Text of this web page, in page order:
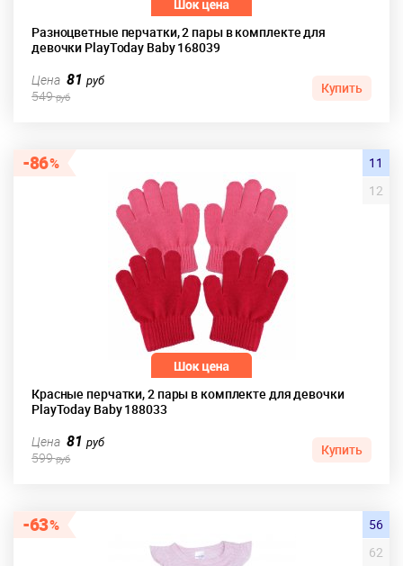
Разноцветные перчатки, 2 пары в комплекте для
девочки PlayToday Baby 168039
Цена 81руб
549руб
Купить
86
Красные перчатки, 2 пары в комплекте для девочки
PlayToday Baby 188033
11
12
Цена 81руб
599руб
Купить
63
56
62